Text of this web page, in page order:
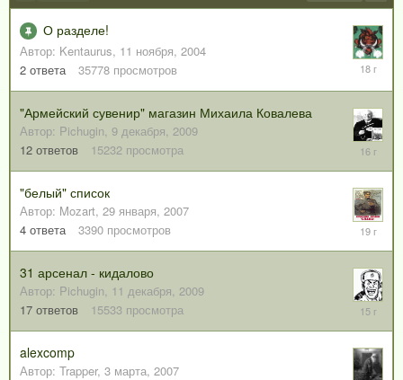
О разделе!
Автор: Kentaurus, 11 ноября, 2004
2 ответа 35778 просмотров
31
2007
"Армейский сувенир" магазин Михаила Ковалева
Автор: Pichugin, 9 декабря, 2009
12 ответов 15232 просмотра
16
2010
"белый" список
Автор: Mozart, 29 января, 2007
4 ответа 3390 просмотров
2007
31 арсенал - кидалово
Автор: Pichugin, 11 декабря, 2009
17 ответов 15533 просмотра
28
2011
alexcomp
Автор: Trapper, 3 марта, 2007